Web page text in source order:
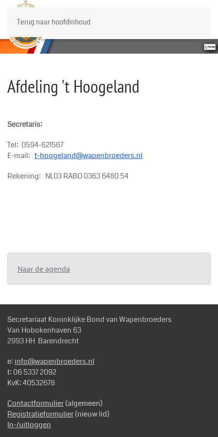
Terug naar hoofdinhoud
Afdeling 't Hoogeland
Secretaris:
Tel: 0594-621567
E-mail: t-hoogeland@wapenbroeders.nl
Rekening: NL03 RABO 0363 6480 54
Naar de agenda
Secretariaat Koninklijke Bond van Wapenbroeders
Van Hobokenhaven 63
2993 HH Barendrecht
e: info@wapenbroeders.nl
t: 06 5337 2092
KvK: 40532678
Contactformulier(algemeen)
Registratieformulier(nieuw lid)
In-/uitloggen